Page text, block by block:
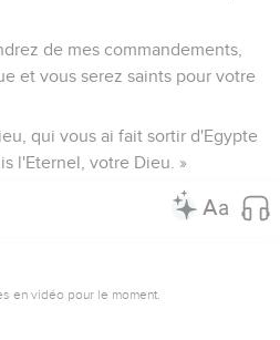
de mes commandements,
et vous serez saints pour votre
qui vous ai fait sortir d'Egypte
l'Eternel, votre Dieu. »
en vidéo pour le moment.